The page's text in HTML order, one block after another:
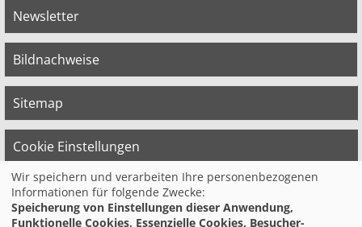
Newsletter
Bildnachweise
Sitemap
Cookie Einstellungen
© 2026 Bildungswerk der Vereinten Dienst­
leis­tungs­ge­werk­schaft (ver.di) in
Wir speichern und verarbeiten Ihre personenbezogenen
Informationen für folgende Zwecke:
Speicherung von Einstellungen dieser Anwendung,
Funktionelle Cookies, Essenzielle Cookies, Besucher-